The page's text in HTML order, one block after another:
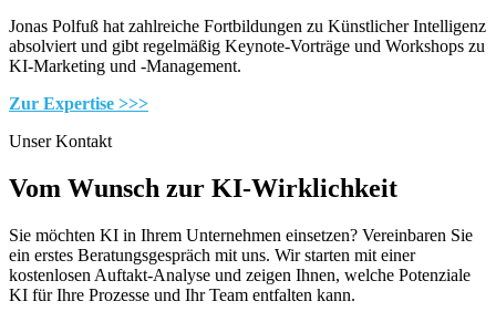
Jonas Polfuß hat zahlreiche Fortbildungen zu Künstlicher Intelligenz
absolviert und gibt regelmäßig Keynote-Vorträge und Workshops zu
KI-Marketing und -Management.
Zur Expertise >>>
Unser Kontakt
Vom Wunsch zur KI-Wirklichkeit
Sie möchten KI in Ihrem Unternehmen einsetzen? Vereinbaren Sie
ein erstes Beratungsgespräch mit uns. Wir starten mit einer
kostenlosen Auftakt-Analyse und zeigen Ihnen, welche Potenziale
KI für Ihre Prozesse und Ihr Team entfalten kann.